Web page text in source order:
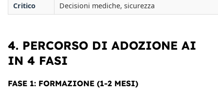
Critico
Decisioni mediche, sicurezza
4. PERCORSO DI ADOZIONE AI
IN 4 FASI
FASE 1: FORMAZIONE (1-2 MESI)